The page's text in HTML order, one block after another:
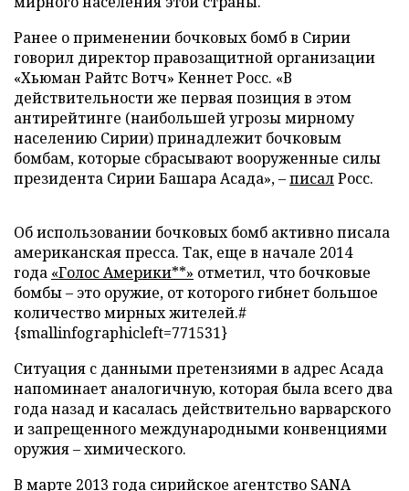
Ранее о применении бочковых бомб в Сирии
говорил директор правозащитной организации
«Хьюман Райтс Вотч» Кеннет Росс. «В
действительности же первая позиция в этом
антирейтинге (наибольшей угрозы мирному
населению Сирии) принадлежит бочковым
бомбам, которые сбрасывают вооруженные силы
президента Сирии Башара Асада», –писалРосс.
Об использовании бочковых бомб активно писала
американская пресса. Так, еще в начале 2014
года «Голос Америки**» отметил, что бочковые
бомбы – это оружие, от которого гибнет большое
количество мирных жителей.#
{smallinfographicleft=771531}
Ситуация с данными претензиями в адрес Асада
напоминает аналогичную, которая была всего два
года назад и касалась действительно варварского
и запрещенного международными конвенциями
оружия – химического.
В марте 2013 года сирийское агентство SANA